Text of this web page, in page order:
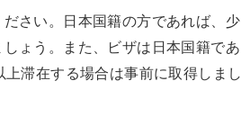
さい。日本国籍の方であれば、少
ょう。また、ビザは日本国籍であ
滞在する場合は事前に取得しまし